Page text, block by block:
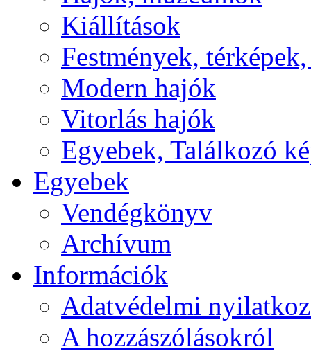
Kiállítások
Festmények,
Modern hajók
Vitorlás hajók
Egyebek, Találkozó
Egyebek
Vendégkönyv
Archívum
Információk
Adatvédelmi
A hozzászólásokról